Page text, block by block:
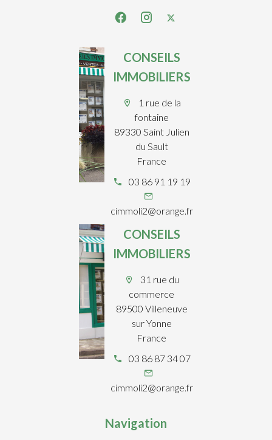
CONSEILS
IMMOBILIERS
1 rue de la
fontaine
89330 Saint Julien
du Sault
France
03 86 91 19 19
cimmoli2@orange.fr
CONSEILS
IMMOBILIERS
31 rue du
commerce
89500 Villeneuve
sur Yonne
France
03 86 87 34 07
cimmoli2@orange.fr
Navigation